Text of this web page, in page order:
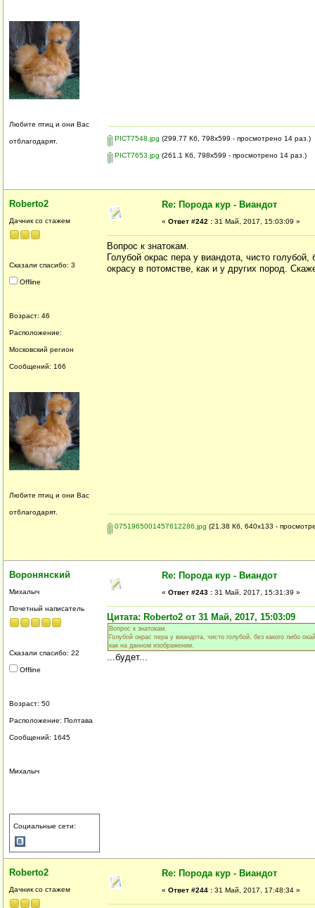
Любите птиц и они Вас
отблагодарят. PICT7548.jpg (299.77 Кб, 798x599 - просмотрено 14 раз.)
PICT7653.jpg (261.1 Кб, 798x599 - просмотрено 14 раз.)
Roberto2
Дачник со стажем
Сказали спасибо: 3
Offline
Возраст: 46
Расположение:
Московский регион
Сообщений: 166
Любите птиц и они Вас
отблагодарят.
Re: Порода кур - Виандот
« Ответ #242 : 31 Май, 2017, 15:03:09 »
Вопрос к знатокам.
Голубой окрас пера у виандота, чисто
окрасу в потомстве, как и у других пород.
0751965001457612286.jpg (21.38 Кб, 640x133 -
Воронянский
Михалыч
Почетный написатель
Сказали спасибо: 22
Offline
Возраст: 50
Расположение: Полтава
Сообщений: 1645
Михалыч
Социальные сети:
Re: Порода кур - Виандот
« Ответ #243 : 31 Май, 2017, 15:31:39 »
Цитата: Roberto2 от 31 Май, 2017, 15:03:09
Вопрос к знатокам.
Голубой окрас пера у виандота, чисто голубой, без какого либо
как на данном изображении.
...будет...
Roberto2
Дачник со стажем
Re: Порода кур - Виандот
« Ответ #244 : 31 Май, 2017, 17:48:34 »